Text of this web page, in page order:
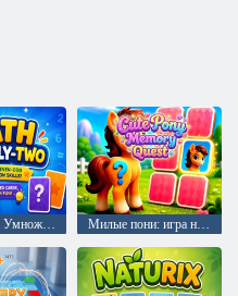
Математика Умножение двух Милые пони: игра на развитие памяти